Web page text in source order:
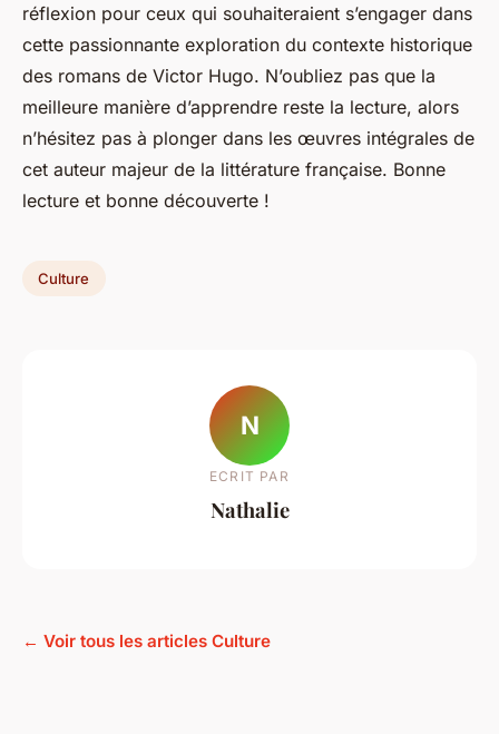
réflexion pour ceux qui souhaiteraient s’engager dans
cette passionnante exploration du contexte historique
des romans de Victor Hugo. N’oubliez pas que la
meilleure manière d’apprendre reste la lecture, alors
n’hésitez pas à plonger dans les œuvres intégrales de
cet auteur majeur de la littérature française. Bonne
lecture et bonne découverte !
Culture
N
ECRIT PAR
Nathalie
← Voir tous les articles Culture